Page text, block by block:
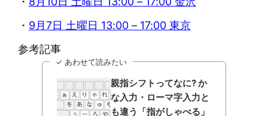
・ 9月7日 土曜日 13:00 – 17:00 東京
参考記事
✓ あわせて読みたい
親指シフトってなに? か
な入力・ローマ字入力と
も違う「指がしゃべる」